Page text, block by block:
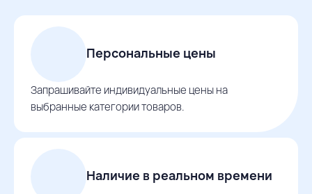
Персональные цены
Запрашивайте индивидуальные цены на
выбранные категории товаров.
Наличие в реальном времени